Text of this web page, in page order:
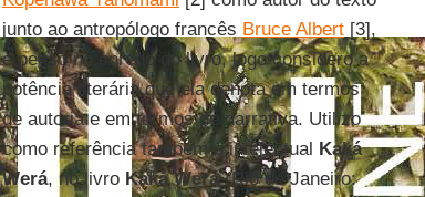
junto ao antropólogo francês Bruce Albert[3],
e penso no enredo do livro, logo considero a
potência literária que ela denota em termos
de autoria e em termos de narrativa. Utilizo
como referência também o intelectual Kaká
Werá, no livro Kaká Werá(Rio de Janeiro: